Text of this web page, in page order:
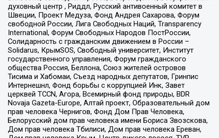
духовный центр , Риддл, Русский антивоенный комитет в
Швеции, Проект Медуза, Фонд Андрея Сахарова, Форум
свободной России, Лига Свободных Наций, Transparеncy
International, Форум Свободных Народов ПостРоссии,
Солидарность с гражданским движением в России –
Solidarus, КрымSOS, Свободный университет, Институт
государственного управления, Форум гражданского
общества Россия, Беллона, Союз жителей островов
Тисима и Хабомаи, Съезд народных депутатов, Гринпис
Интернешнл, Фонд борьбы с коррупцией Инк, Завет
церквей TCCN, Агора, Всемирный фонд природы, BDR
Novaja Gazeta-Europe, Алтай проект, Образовательный дом
прав человека Чернигов, Фонд Дом Прав Человека,
Белорусский дом прав человека имени Бориса Звозскова,
Дом прав человека Тбилиси, Дом прав человека Ереван,